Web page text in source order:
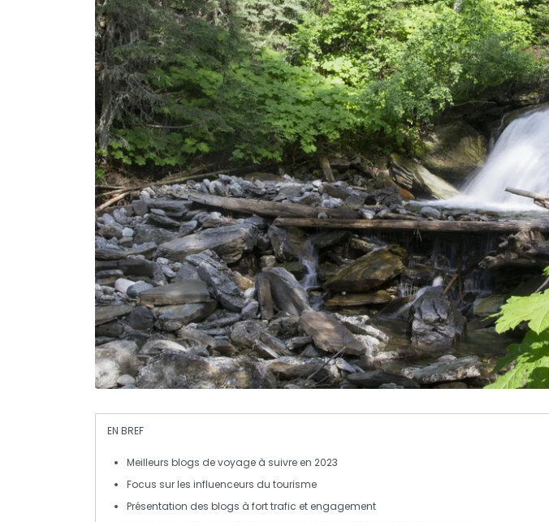
EN BREF
Meilleurs blogs de voyage à suivre en 2023
Focus sur les influenceurs du tourisme
Présentation des blogs à forttrafic et engagement